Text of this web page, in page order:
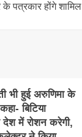
के पत्रकार होंगे शामिल
भी हुई अरुणिमा के
बिटिया
देश में रोशन करेगी,